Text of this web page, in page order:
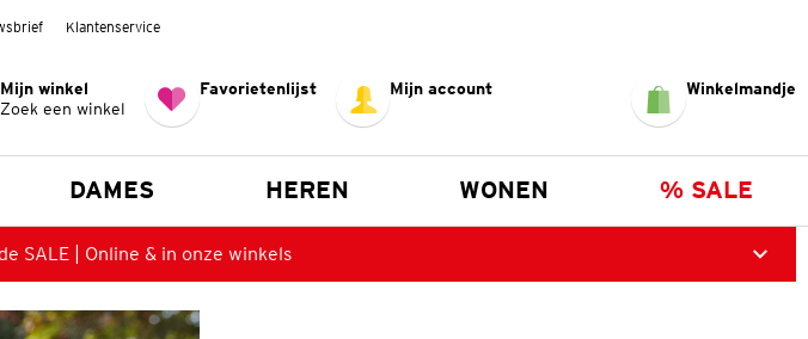
Klantenservice
Mijn winkel
Zoek een winkel
Favorietenlijst Mijn account Winkelmandje
DAMES HEREN WONEN % SALE
SALE | Online & in onze winkels